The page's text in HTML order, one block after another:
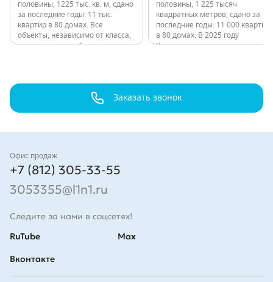
половины, 1225 тыс. кв. м, сдано
за последние годы: 11 тыс.
квартир в 80 домах. Все
объекты, независимо от класса,
расположены в обжитых
половины, 1 225 тысяч
квадратных метров, сдано за
последние годы: 11 000 квартир
в 80 домах. В 2025 году
Компания ввела в эксплуатацию
Заказать звонок
Контакты
Офис продаж
+7 (812) 305-33-55
3053355@l1n1.ru
Следите за нами в соцсетях!
RuTube
Вконтакте
Max